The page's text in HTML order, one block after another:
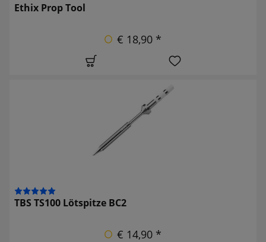
Ethix Prop Tool
€ 18,90 *
TBS TS100 Lötspitze BC2
€ 14,90 *